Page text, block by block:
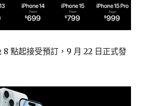
8 點起接受預訂，9 月 22 日正式發